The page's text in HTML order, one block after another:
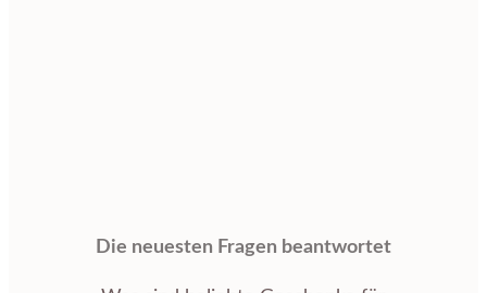
Die neuesten Fragen beantwortet